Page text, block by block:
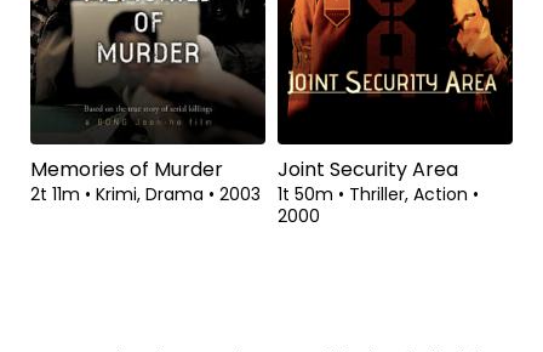
Memories of Murder
2t 11m • Krimi, Drama • 2003
Joint Security Area
1t 50m • Thriller, Action •
2000